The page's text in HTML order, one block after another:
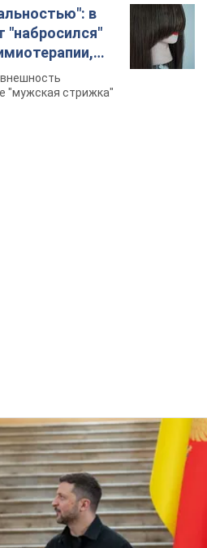
в Сербию:
с Вучичем и не только.
в Белград